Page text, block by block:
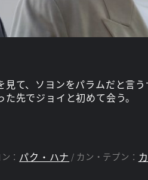
見て、ソヨンをパラムだと言
先でジョイと初めて会う。
： パク・ハナ カン・テプン：